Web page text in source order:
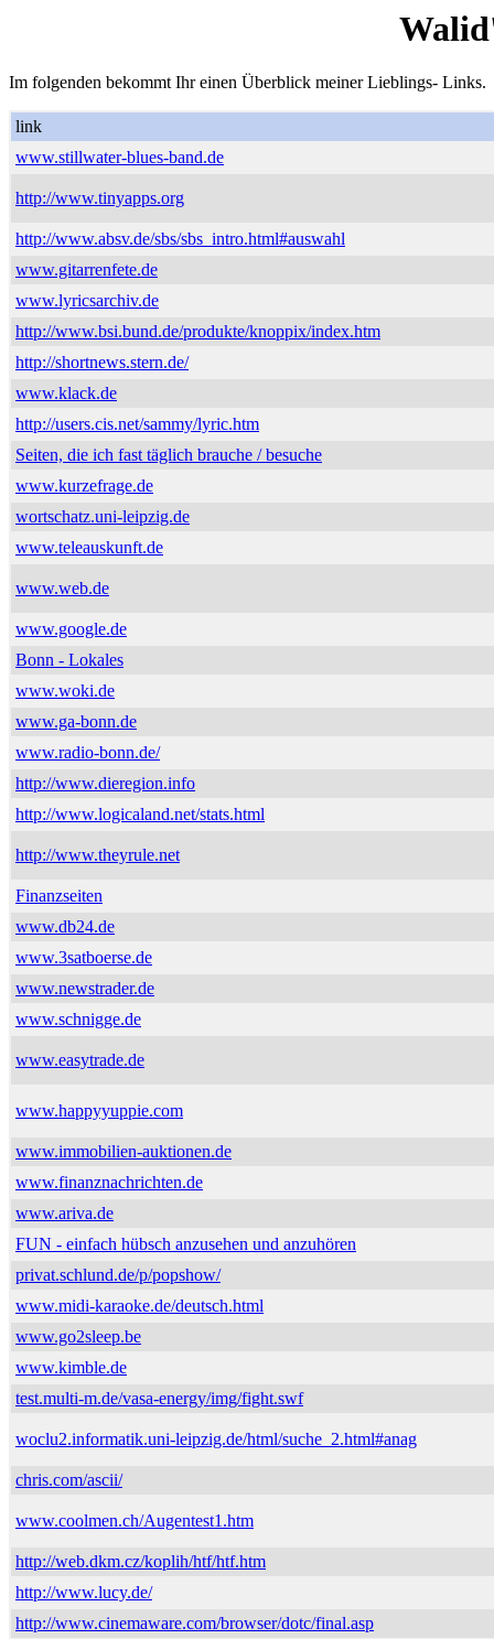
Im folgenden bekommt Ihr einen Überblick meiner Lieblings- Links.
link
www.stillwater-blues-band.de
http://www.tinyapps.org
http://www.absv.de/sbs/sbs_intro.html#auswahl
www.gitarrenfete.de
www.lyricsarchiv.de
http://www.bsi.bund.de/produkte/knoppix/index.htm
http://shortnews.stern.de/
www.klack.de
http://users.cis.net/sammy/lyric.htm
Seiten, die ich fast täglich brauche / besuche
www.kurzefrage.de
wortschatz.uni-leipzig.de
www.teleauskunft.de
www.web.de
www.google.de
Bonn - Lokales
www.woki.de
www.ga-bonn.de
www.radio-bonn.de/
http://www.dieregion.info
http://www.logicaland.net/stats.html
http://www.theyrule.net
Finanzseiten
www.db24.de
www.3satboerse.de
www.newstrader.de
www.schnigge.de
www.easytrade.de
www.happyyuppie.com
www.immobilien-auktionen.de
www.finanznachrichten.de
www.ariva.de
FUN - einfach hübsch anzusehen und anzuhören
privat.schlund.de/p/popshow/
www.midi-karaoke.de/deutsch.html
www.go2sleep.be
www.kimble.de
test.multi-m.de/vasa-energy/img/fight.swf
woclu2.informatik.uni-leipzig.de/html/suche_2.html#anag
chris.com/ascii/
www.coolmen.ch/Augentest1.htm
http://web.dkm.cz/koplih/htf/htf.htm
http://www.lucy.de/
http://www.cinemaware.com/browser/dotc/final.asp